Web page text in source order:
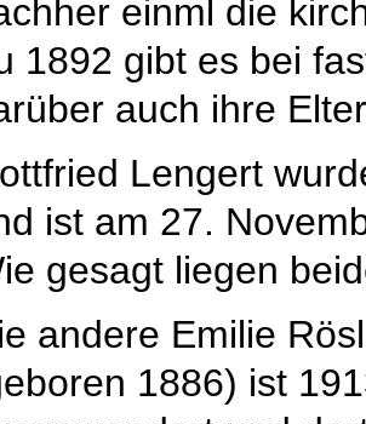
einml die
1892 gibt es bei
auch ihre
Lengert
ist am 27.
gesagt liegen
andere Emilie
1886) ist